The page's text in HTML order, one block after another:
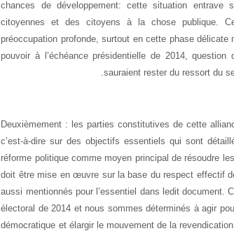
chances de développement: cette situation
citoyennes et des citoyens à la chose publique.
préoccupation profonde, surtout en cette phase
pouvoir à l’échéance présidentielle de 2014,
sauraient rester du ressort du
Deuxièmement : les parties constitutives de cette
c’est-à-dire sur des objectifs essentiels qui sont
réforme politique comme moyen principal de résoudre
doit être mise en œuvre sur la base du respect effectif
aussi mentionnés pour l’essentiel dans ledit document.
électoral de 2014 et nous sommes déterminés à agir
démocratique et élargir le mouvement de la